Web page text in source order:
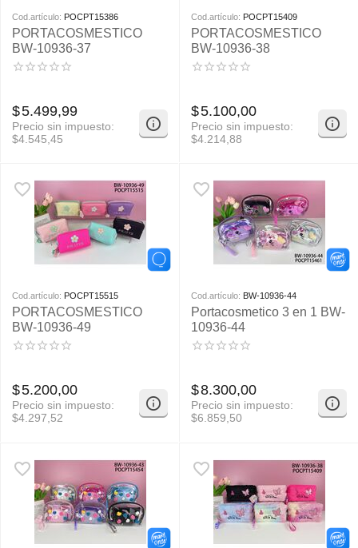
Cod.artículo: POCPT15386
PORTACOSMESTICO
BW-10936-37
$5.499,99
Precio sin impuesto:
$4.545,45
Cod.artículo: POCPT15409
PORTACOSMESTICO
BW-10936-38
$5.100,00
Precio sin impuesto:
$4.214,88
Cod.artículo: POCPT15515
PORTACOSMESTICO
BW-10936-49
$5.200,00
Precio sin impuesto:
$4.297,52
Cod.artículo: BW-10936-44
Portacosmetico 3 en 1 BW-
10936-44
$8.300,00
Precio sin impuesto:
$6.859,50